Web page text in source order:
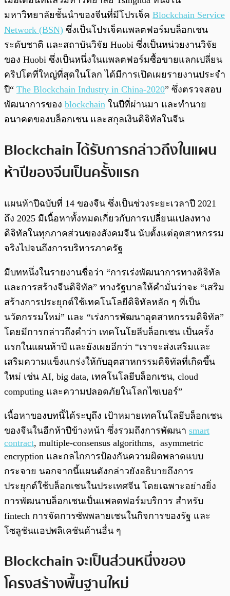
มหาวิทยาลัยชั้นนำของจีนที่มีโปรเจ็ค Blockchain Service
Network (BSN) ซึ่งเป็นโปรเจ็คแพลตฟอร์มบล็อกเชน
ระดับชาติ และสถาบันวิจัย Huobi ซึ่งเป็นหน่วยงานวิจัย
ของ Huobi ซึ่งเป็นหนึ่งในแพลตฟอร์มซื้อขายแลกเปลี่ยน
คริปโตที่ใหญ่ที่สุดในโลก ได้มีการเปิดเผยรายงานประจำ
ปี“ The Blockchain Industry in China-2020” ซึ่งตรวจสอบ
พัฒนาการของ blockchain ในปีที่ผ่านมา และทำนาย
อนาคตของบล็อกเชน และสกุลเงินดิจิทัลในจีน
Blockchain ได้รับการกล่าวถึงในแผน
ห้าปีของจีนเป็นครั้งแรก
แผนห้าปีฉบับที่ 14 ของจีน ซึ่งเป็นช่วงระยะเวลาปี 2021
ถึง 2025 มีเนื้อหาทั้งหมดเกี่ยวกับการเปลี่ยนแปลงทาง
ดิจิทัลในทุกภาคส่วนของสังคมจีน นับตั้งแต่อุตสาหกรรม
จริงไปจนถึงการบริหารภาครัฐ
มีบทหนึ่งในรายงานชื่อว่า “การเร่งพัฒนาการทางดิจิทัล
และการสร้างจีนดิจิทัล” ทางรัฐบาลให้คำมั่นว่าจะ “เสริม
สร้างการประยุกต์ใช้เทคโนโลยีดิจิทัลหลัก ๆ ที่เป็น
นวัตกรรมใหม่” และ “เร่งการพัฒนาอุตสาหกรรมดิจิทัล”
โดยมีการกล่าวถึงคำว่า เทคโนโยลีบล็อกเชน เป็นครั้ง
แรกในแผนห้าปี และยังเผยอีกว่า “เราจะส่งเสริมและ
เสริมความแข็งแกร่งให้กับอุตสาหกรรมดิจิทัลที่เกิดขึ้น
ใหม่ เช่น AI, big data, เทคโนโลยีบล็อกเชน, cloud
computing และความปลอดภัยในโลกไซเบอร์”
เนื้อหาของบทนี้ได้ระบุถึง เป้าหมายเทคโนโลยีบล็อกเชน
ของจีนในอีกห้าปีข้างหน้า ซึ่งรวมถึงการพัฒนา smart
contract, multiple-consensus algorithms, asymmetric
encryption และกลไกการป้องกันความผิดพลาดแบบ
กระจาย นอกจากนี้แผนดังกล่าวยังอธิบายถึงการ
ประยุกต์ใช้บล็อกเชนในประเทศจีน โดยเฉพาะอย่างยิ่ง
การพัฒนาบล็อกเชนเป็นแพลตฟอร์มบริการ สำหรับ
fintech การจัดการซัพพลายเชนในกิจการของรัฐ และ
โซลูชันแอปพลิเคชันด้านอื่น ๆ
Blockchain จะเป็นส่วนหนึ่งของ
โครงสร้างพื้นฐานใหม่